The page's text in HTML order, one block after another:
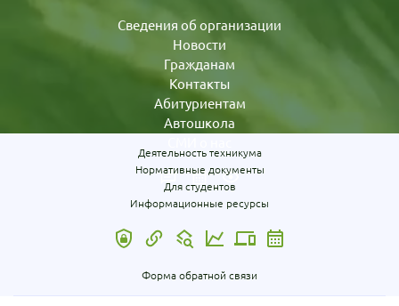
Сведения об организации
Новости
Гражданам
Контакты
Абитуриентам
Автошкола
Деятельность техникума
Нормативные документы
Для студентов
Информационные ресурсы
Форма обратной связи